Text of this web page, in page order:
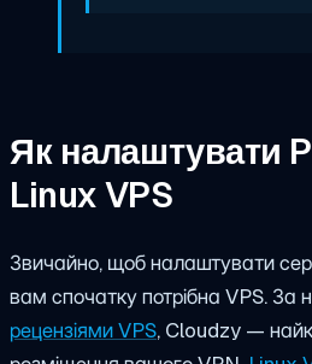
Як налаштувати
Linux VPS
Звичайно, щоб налаштувати
вам спочатку потрібна VPS. За
рецензіями VPS, Cloudzy —